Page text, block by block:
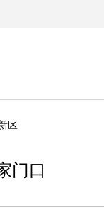
区
门口